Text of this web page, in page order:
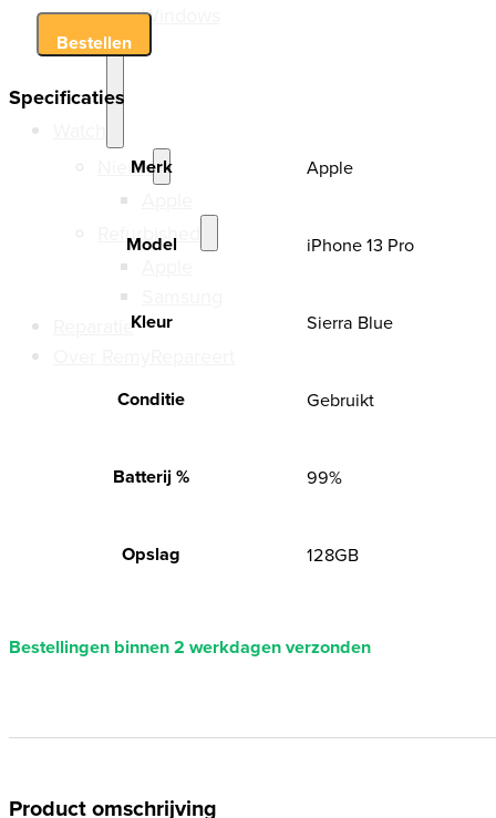
Windows
Nieuw
Refurbished
Reparatie
128GB
Sierra
Blue
aantal
Bestellen
Specificaties
Merk Apple
Model iPhone 13 Pro
Kleur Sierra Blue
Conditie Gebruikt
Batterij % 99%
Opslag 128GB
Bestellingen binnen 2 werkdagen verzonden
Product omschrijving